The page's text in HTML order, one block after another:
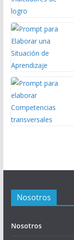
Nosotros
Nosotros